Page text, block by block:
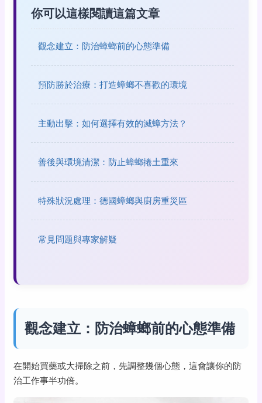
你可以這樣閱讀這篇文章
觀念建立：防治蟑螂前的心態準備
預防勝於治療：打造蟑螂不喜歡的環境
主動出擊：如何選擇有效的滅蟑方法？
善後與環境清潔：防止蟑螂捲土重來
特殊狀況處理：德國蟑螂與廚房重災區
常見問題與專家解疑
觀念建立：防治蟑螂前的心態準備
在開始買藥或大掃除之前，先調整幾個心態，這會讓你的防
治工作事半功倍。